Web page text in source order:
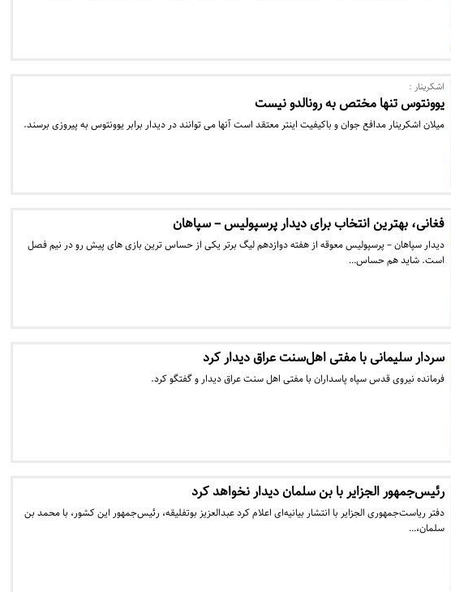
اشکرینار :
یوونتوس تنها مختص به رونالدو نیست
میلان اشکرینار مدافع جوان و باکیفیت اینتر معتقد است آنها می توانند در دیدار برابر یوونتوس به پیروزی برسند.
فغانی، بهترین انتخاب برای دیدار پرسپولیس – سپاهان
دیدار سپاهان – پرسپولیس معوقه از هفته دوازدهم لیگ برتر یکی از حساس ترین بازی های پیش رو در نیم فصل
است. شاید هم حساس…
سردار سلیمانی با مفتی اهل‌سنت عراق دیدار کرد
فرمانده نیروی قدس سپاه پاسداران با مفتی اهل سنت عراق دیدار و گفتگو کرد.
رئیس‌جمهور الجزایر با بن سلمان دیدار نخواهد کرد
دفتر ریاست‌جمهوری الجزایر با انتشار بیانیه‌ای اعلام کرد عبدالعزیز بوتفلیقه، رئیس‌جمهور این کشور، با محمد بن
سلمان،…